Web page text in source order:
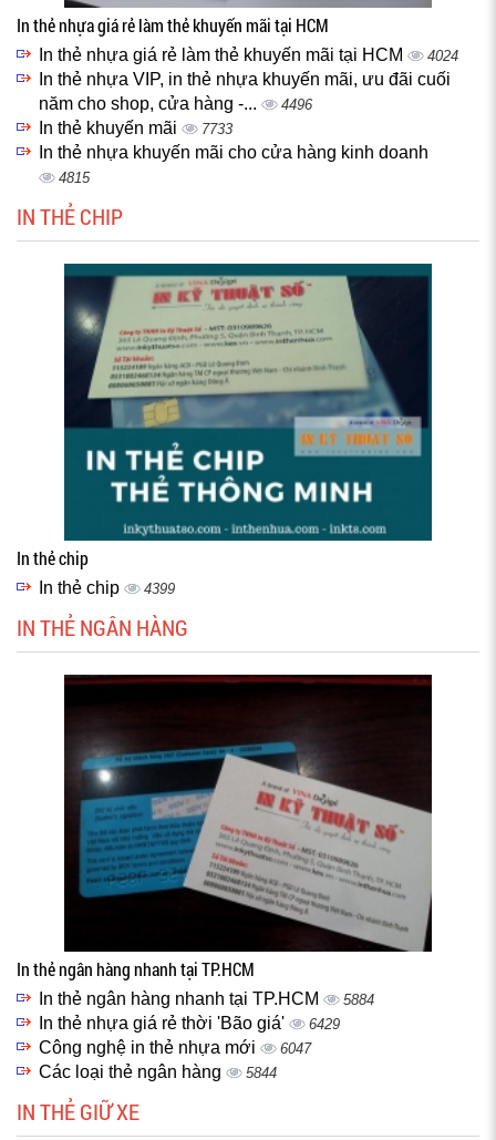
In thẻ nhựa giá rẻ làm thẻ khuyến mãi tại HCM
In thẻ nhựa giá rẻ làm thẻ khuyến mãi tại HCM 4024
In thẻ nhựa VIP, in thẻ nhựa khuyến mãi, ưu đãi cuối
năm cho shop, cửa hàng -...
4496
In thẻ khuyến mãi 7733
In thẻ nhựa khuyến mãi cho cửa hàng kinh doanh
4815
IN THẺ CHIP
In thẻ chip
In thẻ chip 4399
IN THẺ NGÂN HÀNG
In thẻ ngân hàng nhanh tại TP.HCM
In thẻ ngân hàng nhanh tại TP.HCM 5884
In thẻ nhựa giá rẻ thời 'Bão giá' 6429
Công nghệ in thẻ nhựa mới 6047
Các loại thẻ ngân hàng 5844
IN THẺ GIỮ XE